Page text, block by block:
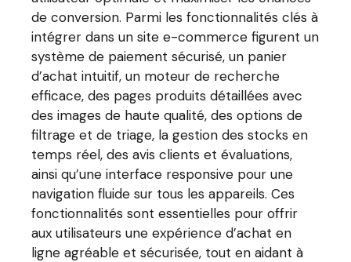
de conversion. Parmi les fonctionnalités clés à
intégrer dans un site e-commerce figurent un
système de paiement sécurisé, un panier
d’achat intuitif, un moteur de recherche
efficace, des pages produits détaillées avec
des images de haute qualité, des options de
filtrage et de triage, la gestion des stocks en
temps réel, des avis clients et évaluations,
ainsi qu’une interface responsive pour une
navigation fluide sur tous les appareils. Ces
fonctionnalités sont essentielles pour offrir
aux utilisateurs une expérience d’achat en
ligne agréable et sécurisée, tout en aidant à